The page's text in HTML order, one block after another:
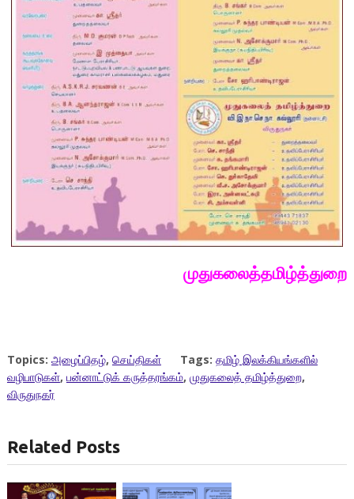
முதுகலைத்தமிழ்த்துறை
Topics: அழைப்பிதழ், செய்திகள் Tags: தமிழ் இலக்கியங்களில்
வழிபாடுகள், பன்னாட்டுக் கருத்தரங்கம், முதுகலைத் தமிழ்த்துறை,
விருதுநகர்
Related Posts